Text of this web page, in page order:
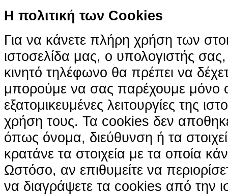
H πολιτική των Cookies
Για να κάνετε πλήρη χρήση των
ιστοσελίδα μας, ο υπολογιστής
κινητό τηλέφωνο θα πρέπει να
μπορούμε να σας παρέχουμε μόνο
εξατομικευμένες λειτουργίες της
χρήση τους. Τα cookies δεν
όπως όνομα, διεύθυνση ή τα
κρατάνε τα στοιχεία με τα οποία
Ωστόσο, αν επιθυμείτε να
να διαγράψετε τα cookies από την